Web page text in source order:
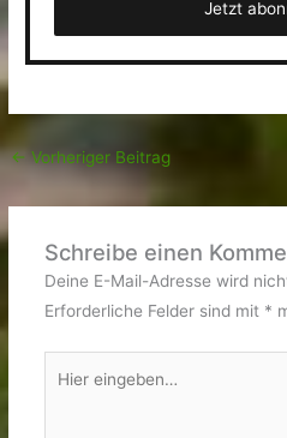
← Vorheriger Beitrag
Schreibe einen
Deine E-Mail-Adresse wird
Erforderliche Felder sind mit *
eingeben…